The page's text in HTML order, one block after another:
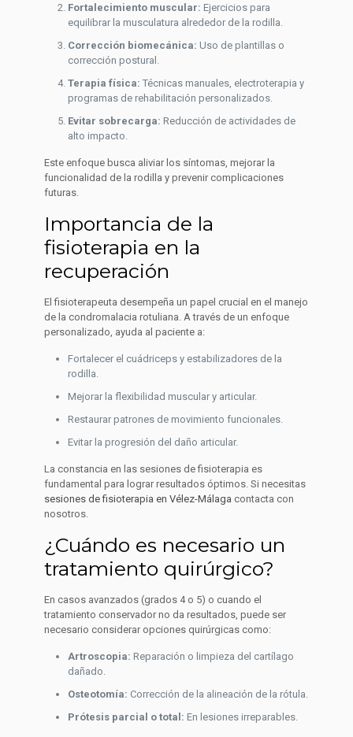
Fortalecimiento muscular: Ejercicios para
equilibrar la musculatura alrededor de la rodilla.
Corrección biomecánica: Uso de plantillas o
corrección postural.
Terapia física: Técnicas manuales, electroterapia y
programas de rehabilitación personalizados.
Evitar sobrecarga: Reducción de actividades de
alto impacto.
Este enfoque busca aliviar los síntomas, mejorar la
funcionalidad de la rodilla y prevenir complicaciones
futuras.
Importancia de la
fisioterapia en la
recuperación
El fisioterapeuta desempeña un papel crucial en el manejo
de la condromalacia rotuliana. A través de un enfoque
personalizado, ayuda al paciente a:
Fortalecer el cuádriceps y estabilizadores de la
rodilla.
Mejorar la flexibilidad muscular y articular.
Restaurar patrones de movimiento funcionales.
Evitar la progresión del daño articular.
La constancia en las sesiones de fisioterapia es
fundamental para lograr resultados óptimos. Si necesitas
sesiones de fisioterapia en Vélez-Málaga contacta con
nosotros.
¿Cuándo es necesario un
tratamiento quirúrgico?
En casos avanzados (grados 4 o 5) o cuando el
tratamiento conservador no da resultados, puede ser
necesario considerar opciones quirúrgicas como:
Artroscopia: Reparación o limpieza del cartílago
dañado.
Osteotomía: Corrección de la alineación de la rótula.
Prótesis parcial o total: En lesiones irreparables.